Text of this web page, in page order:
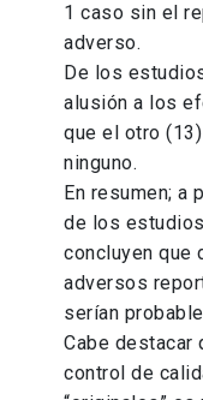
1 caso sin el
adverso.
De los
alusión a los
que el otro
ninguno.
En resumen; a
de los
concluyen que
adversos
serían
Cabe destacar
control de